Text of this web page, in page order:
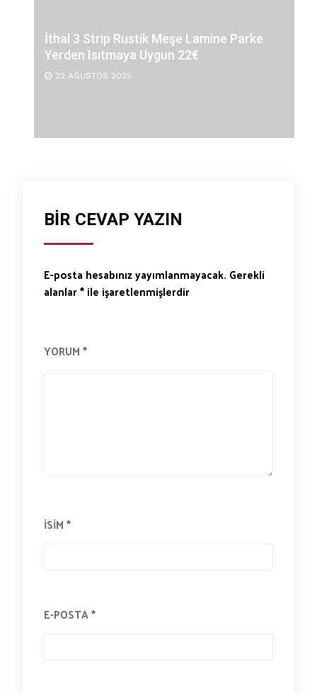
İthal 3 Strip Rustik Meşe Lamine Parke
Yerden Isıtmaya Uygun 22€
22 AĞUSTOS 2025
BIR CEVAP YAZIN
E-posta hesabınız yayımlanmayacak. Gerekli
alanlar*ile işaretlenmişlerdir
YORUM*
İSIM*
E-POSTA*